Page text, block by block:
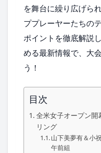
を舞台に繰り広げら
ププレーヤーたちの
ポイントを徹底解説
める最新情報で、大
う！
目次
全米女子オープン開
リング
山下美夢有＆小
午前組